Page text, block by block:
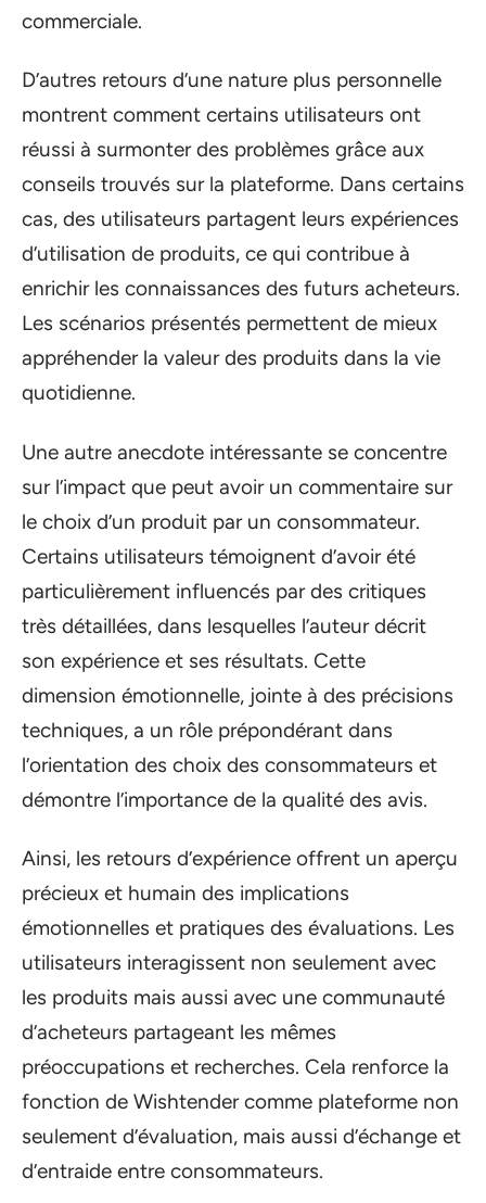
commerciale.
D’autres retours d’une nature plus personnelle
montrent comment certains utilisateurs ont
réussi à surmonter des problèmes grâce aux
conseils trouvés sur la plateforme. Dans certains
cas, des utilisateurs partagent leurs expériences
d’utilisation de produits, ce qui contribue à
enrichir les connaissances des futurs acheteurs.
Les scénarios présentés permettent de mieux
appréhender la valeur des produits dans la vie
quotidienne.
Une autre anecdote intéressante se concentre
sur l’impact que peut avoir un commentaire sur
le choix d’un produit par un consommateur.
Certains utilisateurs témoignent d’avoir été
particulièrement influencés par des critiques
très détaillées, dans lesquelles l’auteur décrit
son expérience et ses résultats. Cette
dimension émotionnelle, jointe à des précisions
techniques, a un rôle prépondérant dans
l’orientation des choix des consommateurs et
démontre l’importance de la qualité des avis.
Ainsi, les retours d’expérience offrent un aperçu
précieux et humain des implications
émotionnelles et pratiques des évaluations. Les
utilisateurs interagissent non seulement avec
les produits mais aussi avec une communauté
d’acheteurs partageant les mêmes
préoccupations et recherches. Cela renforce la
fonction de Wishtender comme plateforme non
seulement d’évaluation, mais aussi d’échange et
d’entraide entre consommateurs.